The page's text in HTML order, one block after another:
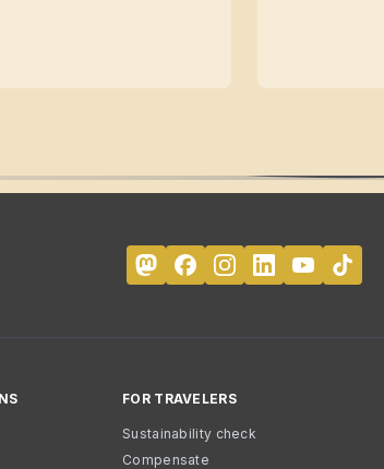
FOR TRAVELERS
Sustainability check
Compensate